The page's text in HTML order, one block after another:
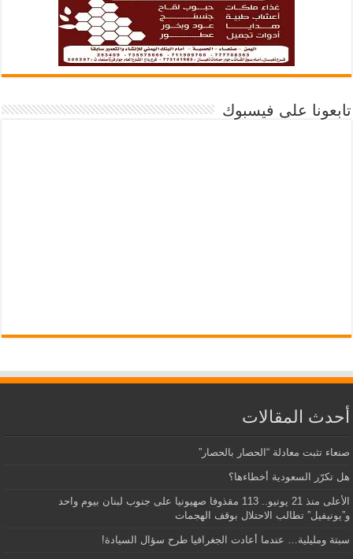
تابعونا على فيسبوك
أحدث المقالات
صنعاء تثبت معادلة “الحصار بالحصار”
هل تكرّر السعودية أخطاءها؟
الأعلى منذ 21 يونيو.. 113 مقذوفا صهيونيا على جنوب لبنان بيوم واحد
و”يونيفيل” تطالب الاحتلال بوقف الهجمات
سبتة ومليلية… عندما أعادت الجغرافيا طرح سؤال السيادة!